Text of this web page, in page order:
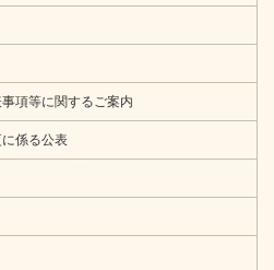
欺にご注意ください
て
向けた取組みについて
項等に関するご案内
係る公表